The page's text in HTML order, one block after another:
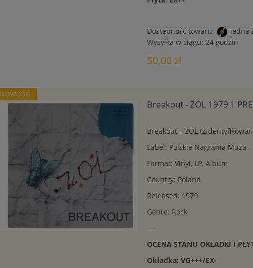
Dostępność towaru:
jedna
Wysyłka w ciągu: 24 godzin
50,00 zł
Breakout - ZOL 1979 1
Breakout ‎– ZOL
Label: Polskie Nagrania Muza ‎–
Format: Vinyl, LP, Album
Country: Poland
Released: 1979
Genre: Rock
---
OCENA STANU OKŁADKI I
Okładka: VG+++/EX-
NOWOŚĆ